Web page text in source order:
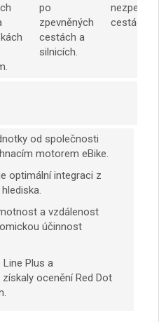
po
zpevněných
cestách a
silnicích.
cestách.
od společnosti
motorem eBike.
optimální integraci z
a vzdálenost
účinnost
Plus a
ocenění Red Dot